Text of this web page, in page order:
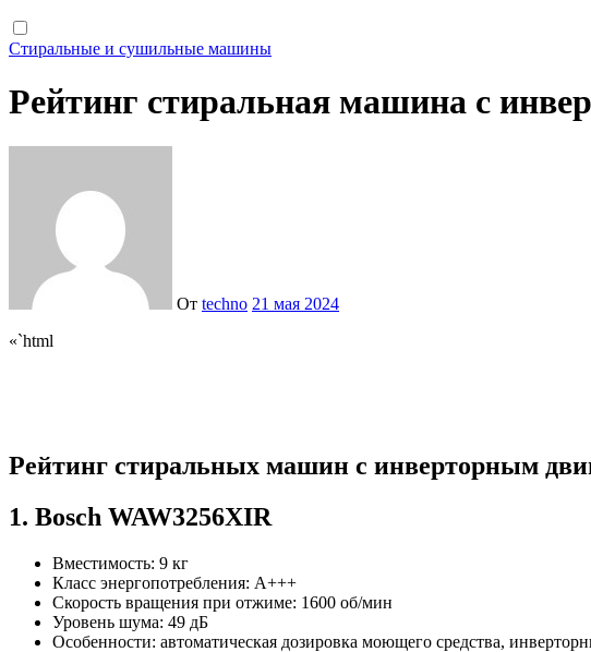
Стиральные и сушильные машины
Рейтинг стиральная машина с
От techno 21 мая 2024
«`html
Рейтинг стиральных машин с инверторным
1. Bosch WAW3256XIR
Вместимость: 9 кг
Класс энергопотребления: A+++
Скорость вращения при отжиме: 1600 об/мин
Уровень шума: 49 дБ
Особенности: автоматическая дозировка моющего средства,